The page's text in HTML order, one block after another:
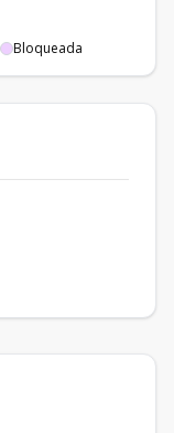
Bloqueada